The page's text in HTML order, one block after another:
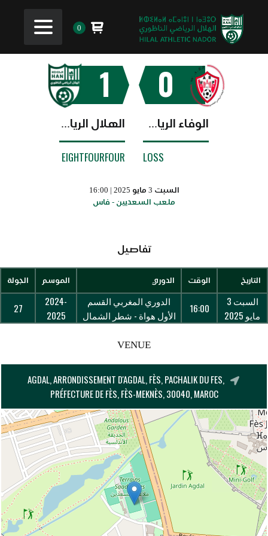
0
0
الوفاء الرياضي الفاسي
LOSS
1
الهلال الرياضي الناظوري
EIGHTFOURFOUR
السبت 3 مايو 2025 | 16:00
ملعب السعديين - فاس
تفاصيل
التاريخ الوقت الدوري الموسم الجولة
السبت 3
مايو 2025
16:00
الدوري المغربي القسم
الأول هواة - شطر الشمال
2024-
2025
27
VENUE
AGDAL, ARRONDISSEMENT D'AGDAL, FÈS, PACHALIK DU FES,
PRÉFECTURE DE FÈS, FÈS-MEKNÈS, 30040, MAROC